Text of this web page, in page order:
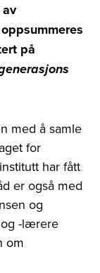
på
med å samle
for
har fått
er også med
og
og -lærere
om